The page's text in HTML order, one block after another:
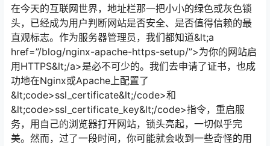
在今天的互联网世界，地址栏那一把小小的绿色或灰色锁
头，已经成为用户判断网站是否安全、是否值得信赖的最
直观标志。作为服务器管理员，我们都知道&lt;a
href=”/blog/nginx-apache-https-setup/”>为你的网站启
用HTTPS&lt;/a>是必不可少的。我们去申请了证书，也成
功地在Nginx或Apache上配置了
&lt;code>ssl_certificate&lt;/code>和
&lt;code>ssl_certificate_key&lt;/code>指令，重启服
务，用自己的浏览器打开网站，锁头亮起，一切似乎完
美。然而，过了一段时间，你可能就会收到一些奇怪的用